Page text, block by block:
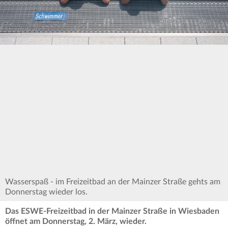
Wasserspaß - im Freizeitbad an der Mainzer Straße gehts am
Donnerstag wieder los.
Das ESWE-Freizeitbad in der Mainzer Straße in Wiesbaden
öffnet am Donnerstag, 2. März, wieder.